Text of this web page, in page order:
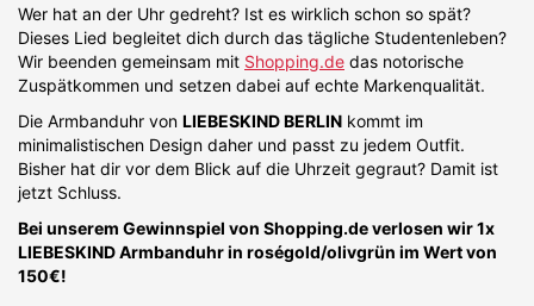
Wer hat an der Uhr gedreht? Ist es wirklich schon so spät?
Dieses Lied begleitet dich durch das tägliche Studentenleben?
Wir beenden gemeinsam mit Shopping.de das notorische
Zuspätkommen und setzen dabei auf echte Markenqualität.
Die Armbanduhr von LIEBESKIND BERLIN kommt im
minimalistischen Design daher und passt zu jedem Outfit.
Bisher hat dir vor dem Blick auf die Uhrzeit gegraut? Damit ist
jetzt Schluss.
Bei unserem Gewinnspiel von Shopping.de verlosen wir 1x
LIEBESKIND Armbanduhr in roségold/olivgrün im Wert von
150€!